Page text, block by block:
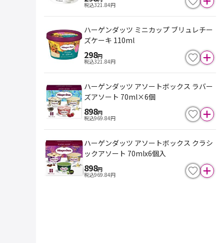
税込321.84円
ハーゲンダッツ ミニカップ ブリュレチー
ズケーキ 110ml
298円
税込321.84円
ハーゲンダッツ アソートボックス ラバー
ズアソート 70ml×6個
898円
税込969.84円
ハーゲンダッツ アソートボックス クラシ
ックアソート 70mlx6個入
898円
税込969.84円